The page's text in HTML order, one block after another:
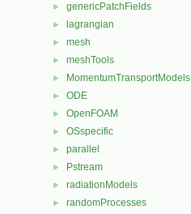
► genericPatchFields
► lagrangian
► mesh
► meshTools
► MomentumTransportModels
► ODE
► OpenFOAM
► OSspecific
► parallel
► Pstream
► radiationModels
► randomProcesses